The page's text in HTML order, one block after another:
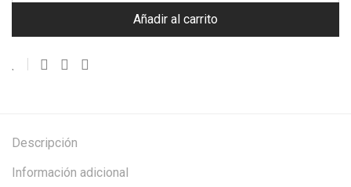
Añadir al carrito
Descripción
Información adicional